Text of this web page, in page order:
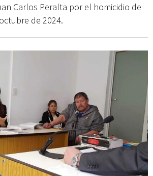
Carlos Peralta por el homicidio de
de 2024.